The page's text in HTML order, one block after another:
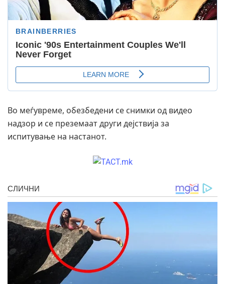
Во меѓувреме, обезбедени се снимки од видео
надзор и се преземаат други дејствија за
испитување на настанот.